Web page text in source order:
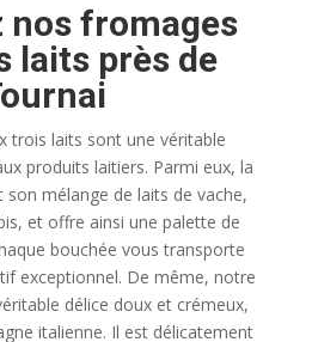
nos fromages
laits près de
trois laits sont une véritable
produits laitiers. Parmi eux, la
son mélange de laits de vache,
et offre ainsi une palette de
bouchée vous transporte
exceptionnel. De même, notre
délice doux et crémeux,
italienne. Il est délicatement